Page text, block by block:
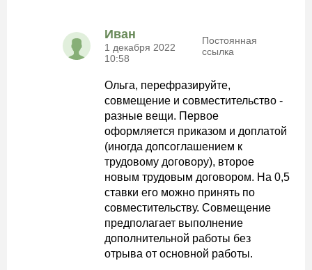
Иван
1 декабря 2022
10:58
Постоянная
ссылка
Ольга, перефразируйте,
совмещение и совместительство -
разные вещи. Первое
оформляется приказом и доплатой
(иногда допсоглашением к
трудовому договору), второе
новым трудовым договором. На 0,5
ставки его можно принять по
совместительству. Совмещение
предполагает выполнение
дополнительной работы без
отрыва от основной работы.